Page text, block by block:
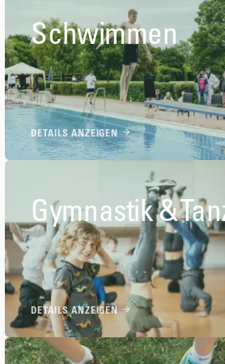
Schwimmen
DETAILS ANZEIGEN
Gymnastik &
DETAILS ANZEIGEN